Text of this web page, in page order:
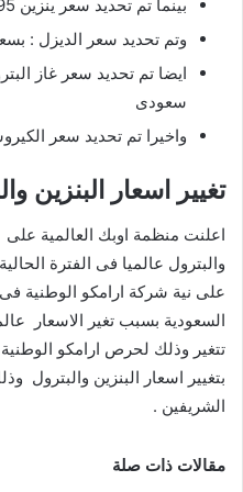
بينما تم تحديد سعر ينزين 95 : بسعر 2.33 ريال سعودى
وتم تحديد سعر الديزل : بسعر 0.63 ريال
سعودى
واخيرا تم تحديد سعر الكيروسين 0.81
تغيير اسعار البنزين
اعلنت منظمة اوبك العالمية على
والبترول عالميا فى الفترة
على نية شركة ارامكو الوطنية فى
السعودية بسبب تغير الاسعار
تتغير وذلك لحرص ارامكو
بتغيير اسعار البنزين والبترول
الشريفين .
مقالات ذات صلة